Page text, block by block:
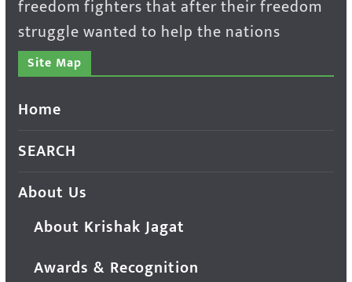
freedom fighters that after their freedom
struggle wanted to help the nations
Site Map
Home
SEARCH
About Us
About Krishak Jagat
Awards & Recognition